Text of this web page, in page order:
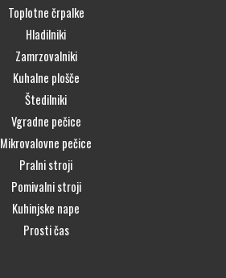
Toplotne črpalke
Hladilniki
Zamrzovalniki
Kuhalne plošče
Štedilniki
Vgradne pečice
Mikrovalovne pečice
Pralni stroji
Pomivalni stroji
Kuhinjske nape
Prosti čas